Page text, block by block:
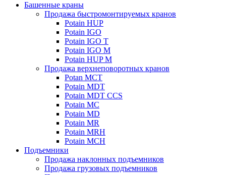
Башенные краны
Продажа быстромонтируемых кранов
Potain HUP
Potain IGO
Potain IGO T
Potain IGO M
Potain HUP M
Продажа верхнеповоротных кранов
Potan MCT
Potain MDT
Potain MDT CCS
Potain MC
Potain MD
Potain MR
Potain MRH
Potain MCH
Подъемники
Продажа наклонных подъемников
Продажа грузовых подъемников